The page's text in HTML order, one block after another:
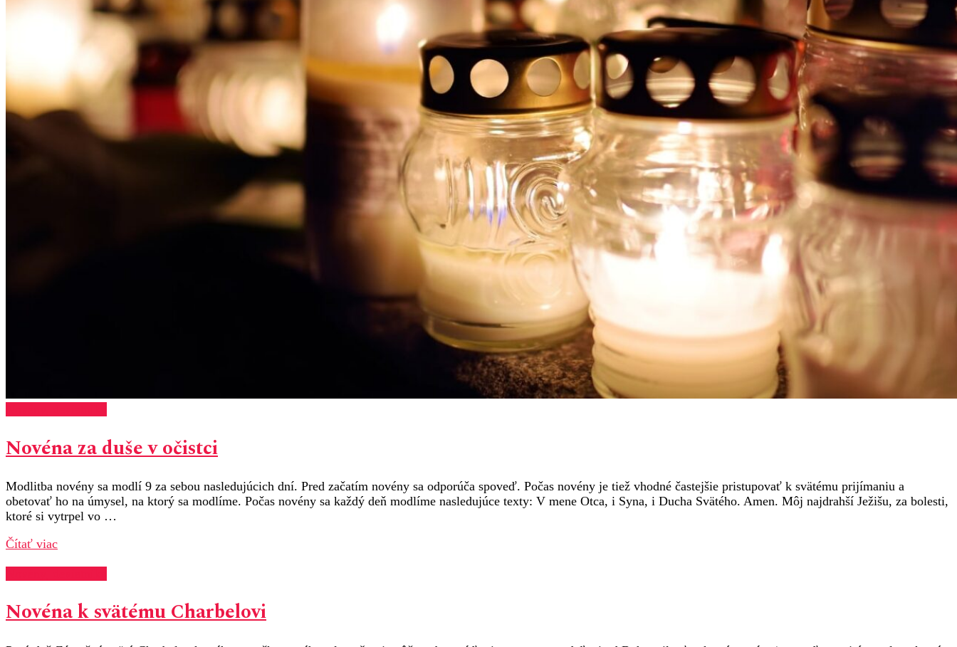
Novéna za duše v očistci
Modlitba novény sa modlí 9 za sebou nasledujúcich dní. Pred začatím novény sa odporúča spoveď. Počas novény je tiež vhodné častejšie pristupovať k svätému prijímaniu a
obetovať ho na úmysel, na ktorý sa modlíme. Počas novény sa každý deň modlíme nasledujúce texty: V mene Otca, i Syna, i Ducha Svätého. Amen. Môj najdrahší Ježišu, za bolesti,
ktoré si vytrpel vo …
Čítať viac
Novéna k svätému Charbelovi